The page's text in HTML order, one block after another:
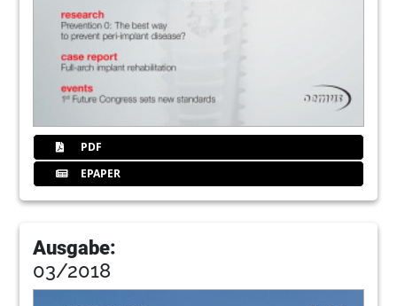
PDF
EPAPER
Ausgabe:
03/2018